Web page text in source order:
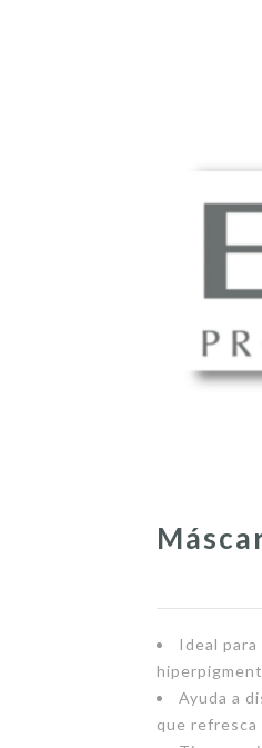
Ideal
Ayuda a
que refresca